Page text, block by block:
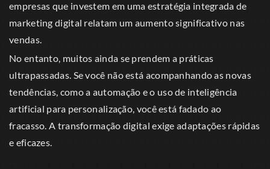
empresas que investem em uma estratégia integrada de
marketing digital relatam um aumento significativo nas
vendas.
No entanto, muitos ainda se prendem a práticas
ultrapassadas. Se você não está acompanhando as novas
tendências, como a automação e o uso de inteligência
artificial para personalização, você está fadado ao
fracasso. A transformação digital exige adaptações rápidas
e eficazes.